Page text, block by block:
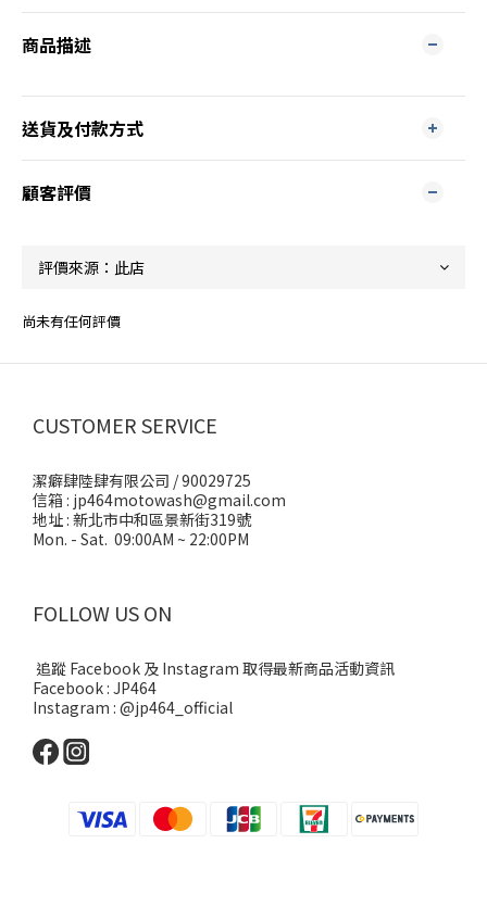
商品描述
送貨及付款方式
顧客評價
尚未有任何評價
CUSTOMER SERVICE
潔癖肆陸肆有限公司 / 90029725
信箱 : jp464motowash@gmail.com
地址 : 新北市中和區景新街319號
Mon. - Sat. 09:00AM ~ 22:00PM
FOLLOW US ON
追蹤 Facebook 及 Instagram 取得最新商品活動資訊
Facebook : JP464
Instagram : @jp464_official